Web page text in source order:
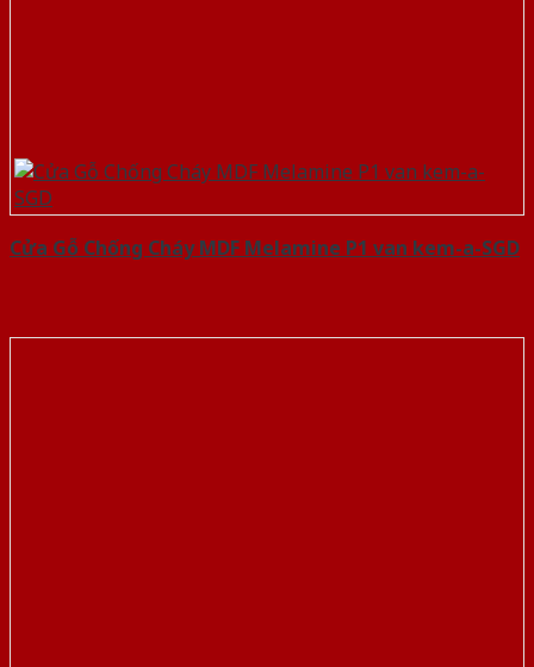
Cửa Gỗ Chống Cháy MDF Melamine P1 van kem-a-SGD